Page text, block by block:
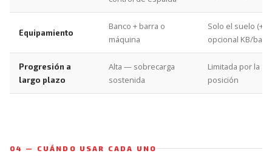
Equipamiento
Banco + barra o
máquina
Solo el suelo (+
opcional KB/
Progresión a
largo plazo
Alta — sobrecarga
sostenida
Limitada por la
posición
04 — CUÁNDO USAR CADA UNO